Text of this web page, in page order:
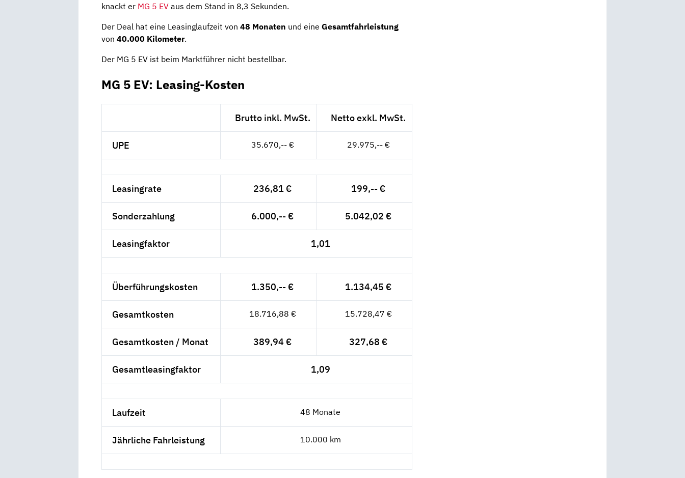
knackt er MG 5 EV aus dem Stand in 8,3 Sekunden.
Der Deal hat eine Leasinglaufzeit von 48 Monaten und eine Gesamtfahrleistung
von 40.000 Kilometer.
Der MG 5 EV ist beim Marktführer nicht bestellbar.
MG 5 EV: Leasing-Kosten
Brutto inkl. MwSt. Netto exkl. MwSt.
UPE 35.670,-- € 29.975,-- €
Leasingrate 236,81 € 199,-- €
Sonderzahlung 6.000,-- € 5.042,02 €
Leasingfaktor 1,01
Überführungskosten 1.350,-- € 1.134,45 €
Gesamtkosten 18.716,88 € 15.728,47 €
Gesamtkosten / Monat 389,94 € 327,68 €
Gesamtleasingfaktor 1,09
Laufzeit 48 Monate
Jährliche Fahrleistung 10.000 km